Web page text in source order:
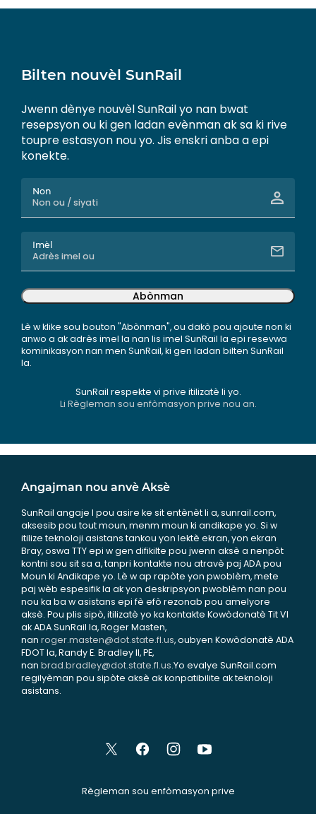
Bilten nouvèl SunRail
Jwenn dènye nouvèl SunRail yo nan bwat
resepsyon ou ki gen ladan evènman ak sa ki rive
toupre estasyon nou yo. Jis enskri anba a epi
konekte.
Non
Imèl
Abònman
Lè w klike sou bouton "Abònman", ou dakò pou ajoute non ki
anwo a ak adrès imel la nan lis imel SunRail la epi resevwa
kominikasyon nan men SunRail, ki gen ladan bilten SunRail
la.
SunRail respekte vi prive itilizatè li yo.
Li Règleman sou enfòmasyon prive nou an.
Angajman nou anvè Aksè
SunRail angaje l pou asire ke sit entènèt li a, sunrail.com,
aksesib pou tout moun, menm moun ki andikape yo. Si w
itilize teknoloji asistans tankou yon lektè ekran, yon ekran
Bray, oswa TTY epi w gen difikilte pou jwenn aksè a nenpòt
kontni sou sit sa a, tanpri kontakte nou atravè paj ADA pou
Moun ki Andikape yo. Lè w ap rapòte yon pwoblèm, mete
paj wèb espesifik la ak yon deskripsyon pwoblèm nan pou
nou ka ba w asistans epi fè efò rezonab pou amelyore
aksè. Pou plis sipò, itilizatè yo ka kontakte Kowòdonatè Tit VI
ak ADA SunRail la, Roger Masten,
nan roger.masten@dot.state.fl.us, oubyen Kowòdonatè ADA
FDOT la, Randy E. Bradley II, PE,
nan brad.bradley@dot.state.fl.us.Yo evalye SunRail.com
regilyèman pou sipòte aksè ak konpatibilite ak teknoloji
asistans.
Règleman sou enfòmasyon prive